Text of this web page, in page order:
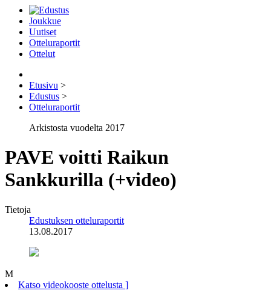
Joukkue
Uutiset
Otteluraportit
Ottelut
Etusivu >
Edustus >
Otteluraportit
Arkistosta vuodelta 2017
PAVE voitti Raikun
Sankkurilla (+video)
Tietoja
Edustuksen otteluraportit
13.08.2017
M
Katso videokooste ottelusta ]